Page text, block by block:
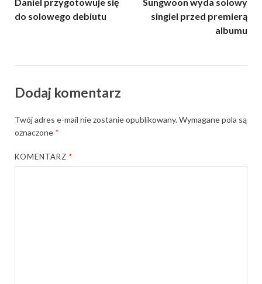
do solowego debiutu
singiel przed premierą
albumu
Dodaj komentarz
Twój adres e-mail nie zostanie opublikowany.Wymagane pola są
oznaczone *
KOMENTARZ*